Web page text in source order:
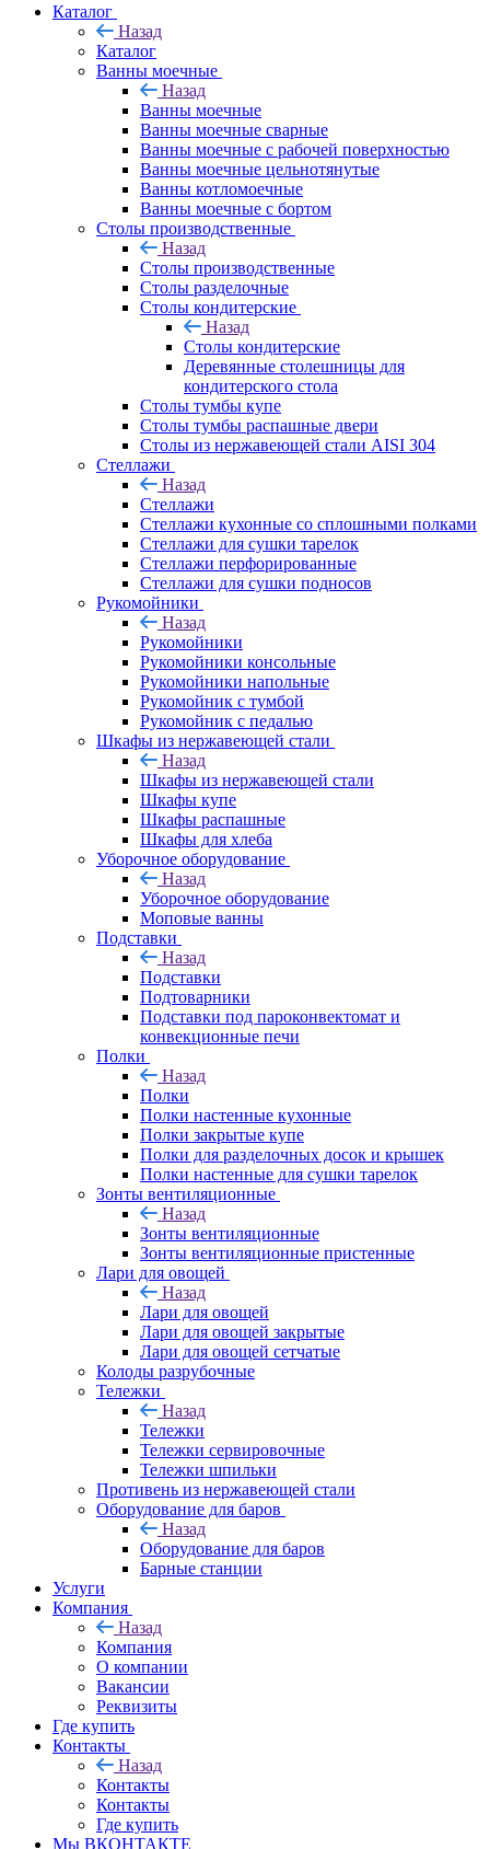
Каталог
Назад
Каталог
Ванны моечные
Назад
Ванны моечные
Ванны моечные сварные
Ванны моечные с рабочей поверхностью
Ванны моечные цельнотянутые
Ванны котломоечные
Ванны моечные с бортом
Столы производственные
Назад
Столы производственные
Столы разделочные
Столы кондитерские
Назад
Столы кондитерские
Деревянные столешницы для
кондитерского стола
Столы тумбы купе
Столы тумбы распашные двери
Столы из нержавеющей стали AISI 304
Стеллажи
Назад
Стеллажи
Стеллажи кухонные со сплошными полками
Стеллажи для сушки тарелок
Стеллажи перфорированные
Стеллажи для сушки подносов
Рукомойники
Назад
Рукомойники
Рукомойники консольные
Рукомойники напольные
Рукомойник с тумбой
Рукомойник с педалью
Шкафы из нержавеющей стали
Назад
Шкафы из нержавеющей стали
Шкафы купе
Шкафы распашные
Шкафы для хлеба
Уборочное оборудование
Назад
Уборочное оборудование
Моповые ванны
Подставки
Назад
Подставки
Подтоварники
Подставки под пароконвектомат и
конвекционные печи
Полки
Назад
Полки
Полки настенные кухонные
Полки закрытые купе
Полки для разделочных досок и крышек
Полки настенные для сушки тарелок
Зонты вентиляционные
Назад
Зонты вентиляционные
Зонты вентиляционные пристенные
Лари для овощей
Назад
Лари для овощей
Лари для овощей закрытые
Лари для овощей сетчатые
Колоды разрубочные
Тележки
Назад
Тележки
Тележки сервировочные
Тележки шпильки
Противень из нержавеющей стали
Оборудование для баров
Назад
Оборудование для баров
Барные станции
Услуги
Компания
Назад
Компания
О компании
Вакансии
Реквизиты
Где купить
Контакты
Назад
Контакты
Контакты
Где купить
Мы ВКОНТАКТЕ